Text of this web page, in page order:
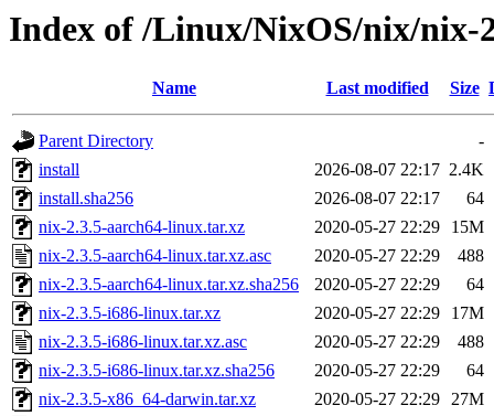
Index of /Linux/NixOS/nix/nix-
Name Last modified Size
Parent Directory
-
install
2026-08-07 22:17 2.4K
install.sha256
2026-08-07 22:17
64
nix-2.3.5-aarch64-linux.tar.xz
2020-05-27 22:29
15M
nix-2.3.5-aarch64-linux.tar.xz.asc
2020-05-27 22:29
488
nix-2.3.5-aarch64-linux.tar.xz.sha256
2020-05-27 22:29
64
nix-2.3.5-i686-linux.tar.xz
2020-05-27 22:29
17M
nix-2.3.5-i686-linux.tar.xz.asc
2020-05-27 22:29
488
nix-2.3.5-i686-linux.tar.xz.sha256
2020-05-27 22:29
64
nix-2.3.5-x86_64-darwin.tar.xz
2020-05-27 22:29 27M